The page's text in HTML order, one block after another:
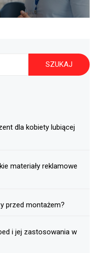
dla kobiety lubiącej
materiały reklamowe
przed montażem?
i jej zastosowania w